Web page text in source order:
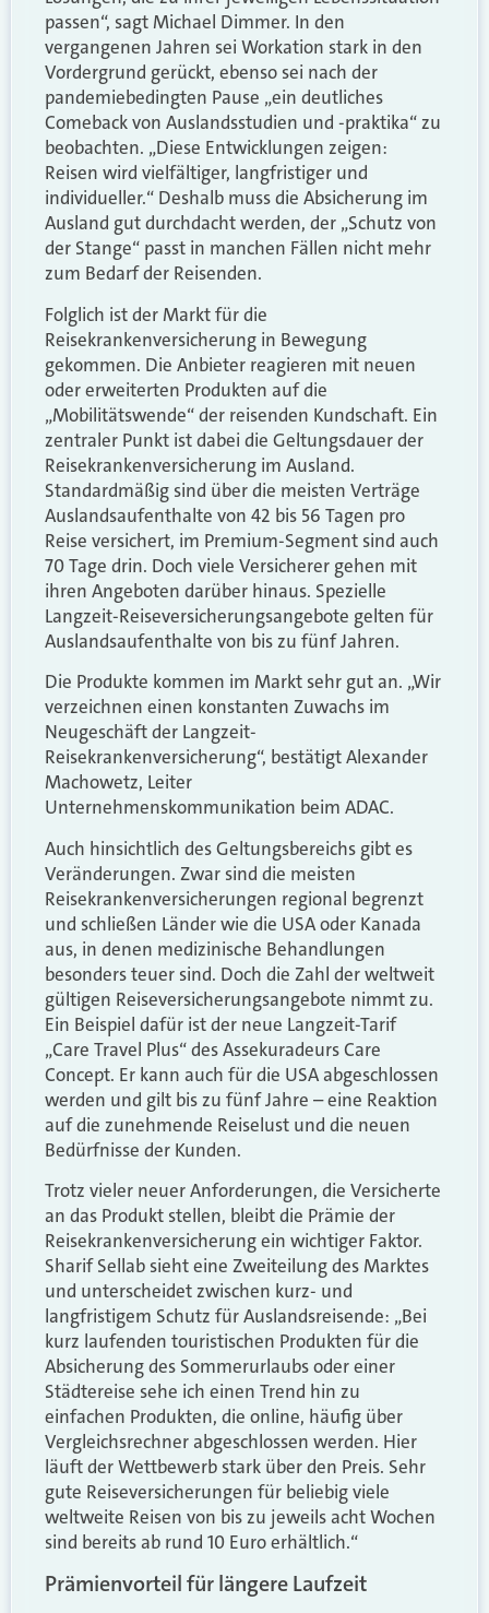
passen“, sagt Michael Dimmer. In den
vergangenen Jahren sei Workation stark in den
Vordergrund gerückt, ebenso sei nach der
pandemiebedingten Pause „ein deutliches
Comeback von Auslandsstudien und -praktika“ zu
beobachten. „Diese Entwicklungen zeigen:
Reisen wird vielfältiger, langfristiger und
individueller.“ Deshalb muss die Absicherung im
Ausland gut durchdacht werden, der „Schutz von
der Stange“ passt in manchen Fällen nicht mehr
zum Bedarf der Reisenden.
Folglich ist der Markt für die
Reisekrankenversicherung in Bewegung
gekommen. Die Anbieter reagieren mit neuen
oder erweiterten Produkten auf die
„Mobilitätswende“ der reisenden Kundschaft. Ein
zentraler Punkt ist dabei die Geltungsdauer der
Reisekrankenversicherung im Ausland.
Standardmäßig sind über die meisten Verträge
Auslandsaufenthalte von 42 bis 56 Tagen pro
Reise versichert, im Premium-Segment sind auch
70 Tage drin. Doch viele Versicherer gehen mit
ihren Angeboten darüber hinaus. Spezielle
Langzeit-Reiseversicherungsangebote gelten für
Auslandsaufenthalte von bis zu fünf Jahren.
Die Produkte kommen im Markt sehr gut an. „Wir
verzeichnen einen konstanten Zuwachs im
Neugeschäft der Langzeit-
Reisekrankenversicherung“, bestätigt Alexander
Machowetz, Leiter
Unternehmenskommunikation beim ADAC.
Auch hinsichtlich des Geltungsbereichs gibt es
Veränderungen. Zwar sind die meisten
Reisekrankenversicherungen regional begrenzt
und schließen Länder wie die USA oder Kanada
aus, in denen medizinische Behandlungen
besonders teuer sind. Doch die Zahl der weltweit
gültigen Reiseversicherungsangebote nimmt zu.
Ein Beispiel dafür ist der neue Langzeit-Tarif
„Care Travel Plus“ des Assekuradeurs Care
Concept. Er kann auch für die USA abgeschlossen
werden und gilt bis zu fünf Jahre – eine Reaktion
auf die zunehmende Reiselust und die neuen
Bedürfnisse der Kunden.
Trotz vieler neuer Anforderungen, die Versicherte
an das Produkt stellen, bleibt die Prämie der
Reisekrankenversicherung ein wichtiger Faktor.
Sharif Sellab sieht eine Zweiteilung des Marktes
und unterscheidet zwischen kurz- und
langfristigem Schutz für Auslandsreisende: „Bei
kurz laufenden touristischen Produkten für die
Absicherung des Sommerurlaubs oder einer
Städtereise sehe ich einen Trend hin zu
einfachen Produkten, die online, häufig über
Vergleichsrechner abgeschlossen werden. Hier
läuft der Wettbewerb stark über den Preis. Sehr
gute Reiseversicherungen für beliebig viele
weltweite Reisen von bis zu jeweils acht Wochen
sind bereits ab rund 10 Euro erhältlich.“
Prämienvorteil für längere Laufzeit